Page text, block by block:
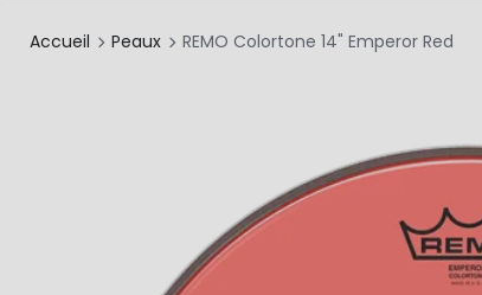
Accueil Peaux REMO Colortone 14" Emperor Red